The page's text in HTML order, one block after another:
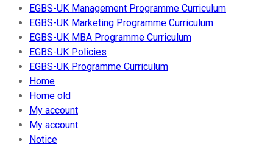
EGBS-UK Management Programme Curriculum
EGBS-UK Marketing Programme Curriculum
EGBS-UK MBA Programme Curriculum
EGBS-UK Policies
EGBS-UK Programme Curriculum
Home
Home old
My account
My account
Notice